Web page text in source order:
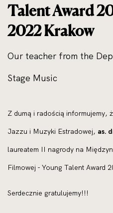
Talent Award
2022 Krakow
Our teacher from the
Stage Music
Z dumą i radością informujemy,
Jazzu i Muzyki Estradowej, as.
laureatem II nagrody na
Filmowej - Young Talent Award
Serdecznie gratulujemy!!!